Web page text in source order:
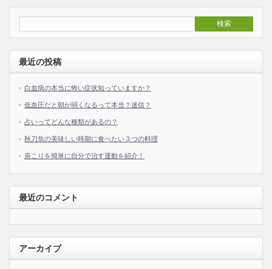
最近の投稿
白血病の本当に怖い症状知っていますか？
低血圧だと朝が弱くなるって本当？迷信？
占いってどんな種類があるの？
秋刀魚の美味しい時期に食べたい３つの料理
肩こりを簡単に自分で治す運動を紹介！
最近のコメント
アーカイブ